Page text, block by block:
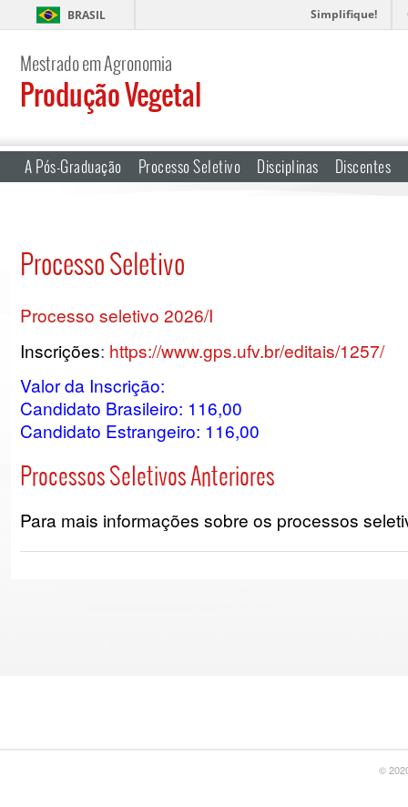
BRASIL Simplifique!
Mestrado em Agronomia
Produção Vegetal
A Pós-Graduação Processo Seletivo Disciplinas Discentes
Processo Seletivo
Processo seletivo 2026/I
Inscrições: https://www.gps.ufv.br/editais/1257/
Valor da Inscrição:
Candidato Brasileiro: 116,00
Candidato Estrangeiro: 116,00
Processos Seletivos Anteriores
Para mais informações sobre os processos
©